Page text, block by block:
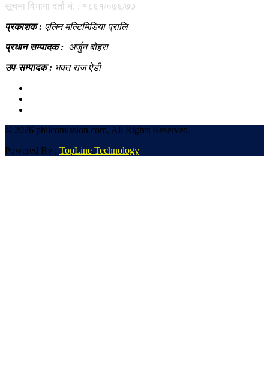
सूचना विभागा दर्ता नं. : १८६१/०७६/७७
प्रकाशक : एलिन मल्टिमिडिया प्रालि
प्रधान सम्पादक : अर्जुन बोहरा
उप-सम्पादक : भक्त राज ऐडी
© 2026 philcomission.com, All Rights Reserved.
Powered By : TopLine Technology